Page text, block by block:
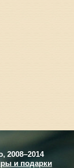
2008–2014
и подарки